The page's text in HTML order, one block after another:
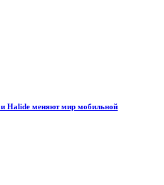
Halide меняют мир мобильной